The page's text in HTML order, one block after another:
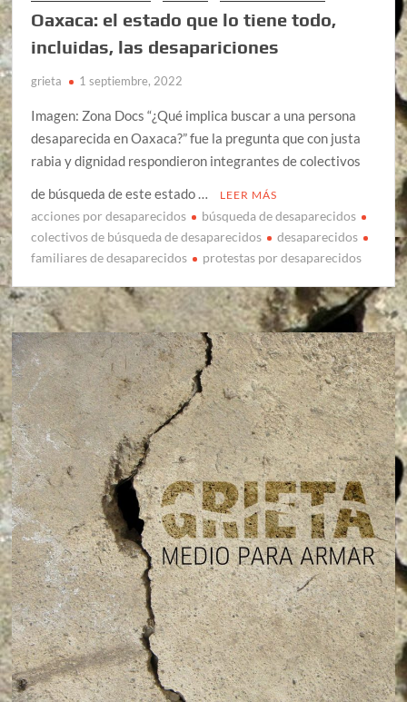
Oaxaca: el estado que lo tiene todo,
incluidas, las desapariciones
grieta 1 septiembre, 2022
Imagen: Zona Docs “¿Qué implica buscar a una persona
desaparecida en Oaxaca?” fue la pregunta que con justa
rabia y dignidad respondieron integrantes de colectivos
de búsqueda de este estado …
LEER MÁS
acciones por desaparecidos
búsqueda de desaparecidos
colectivos de búsqueda de desaparecidos
desaparecidos
familiares de desaparecidos
protestas por desaparecidos